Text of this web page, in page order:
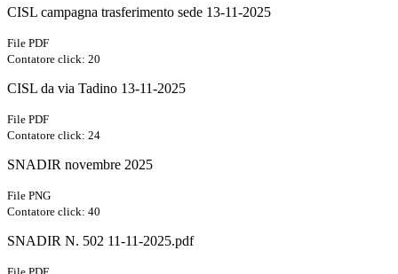
CISL campagna trasferimento sede 13-11-2025
File PDF
Contatore click: 20
CISL da via Tadino 13-11-2025
File PDF
Contatore click: 24
SNADIR novembre 2025
File PNG
Contatore click: 40
SNADIR N. 502 11-11-2025.pdf